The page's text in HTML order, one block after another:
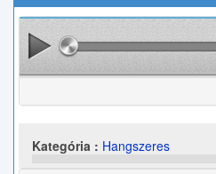
Kategória : Hangszeres